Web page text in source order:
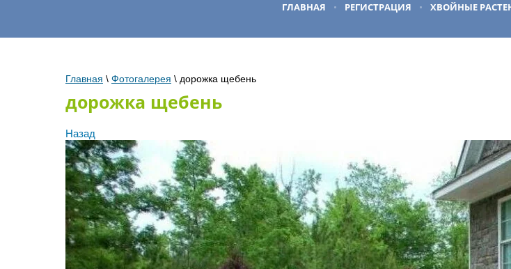
ГЛАВНАЯ РЕГИСТРАЦИЯ ХВОЙНЫЕ
Главная \ Фотогалерея \ дорожка щебень
дорожка щебень
Назад